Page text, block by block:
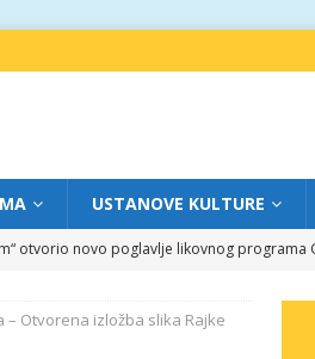
USTANOVE KULTURE
otvorio novo poglavlje likovnog programa
Fest Montenegro“
BAUO
– Otvorena izložba slika Rajke